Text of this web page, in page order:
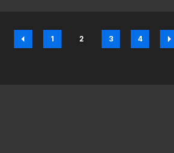
Página
1
Página
2
Página
3
Página
4